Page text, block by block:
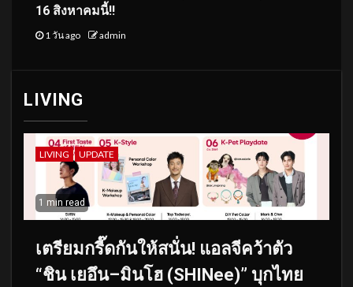
16 สิงหาคมนี้!!
1 วัน ago admin
LIVING
LIVING UPDATE
1 min read
เตรียมกรี๊ดกันให้สนั่น! แอลจีคว้าตัว
“ชิน เยอึน–มินโฮ (SHINee)” บุกไทย